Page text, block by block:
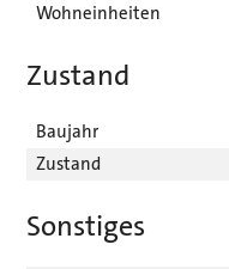
Wohneinheiten
Zustand
Baujahr
Zustand
Sonstiges